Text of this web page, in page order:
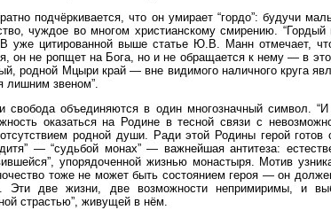
подчёркивается, что он умирает “гордо”: будучи
чуждое во многом христианскому смирению.
уже цитированной выше статье Ю.В. Манн отмечает,
он не ропщет на Бога, но и не обращается к нему — в
родной Мцыри край — вне видимого наличного круга
лишним звеном”.
свобода объединяются в один многозначный символ.
оказаться на Родине в тесной связи с
отсутствием родной души. Ради этой Родины герой
— “судьбой монах” — важнейшая антитеза:
упорядоченной жизнью монастыря. Мотив
тоже не может быть состоянием героя — он
Эти две жизни, две возможности непримиримы, и
страстью”, живущей в нём.